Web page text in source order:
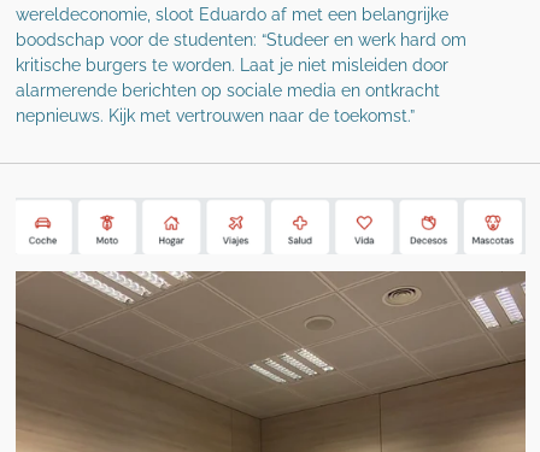
wereldeconomie, sloot Eduardo af met een belangrijke
boodschap voor de studenten: “Studeer en werk hard om
kritische burgers te worden. Laat je niet misleiden door
alarmerende berichten op sociale media en ontkracht
nepnieuws. Kijk met vertrouwen naar de toekomst.”